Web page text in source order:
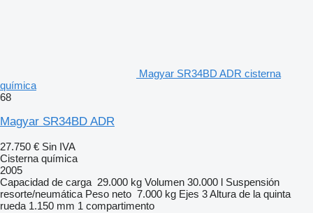
Magyar SR34BD ADR cisterna
química
68
Magyar SR34BD ADR
27.750 € Sin IVA
Cisterna química
2005
Capacidad de carga 29.000 kg Volumen 30.000 l Suspensión
resorte/neumática Peso neto 7.000 kg Ejes 3Altura de la quinta
rueda 1.150 mm 1 compartimento